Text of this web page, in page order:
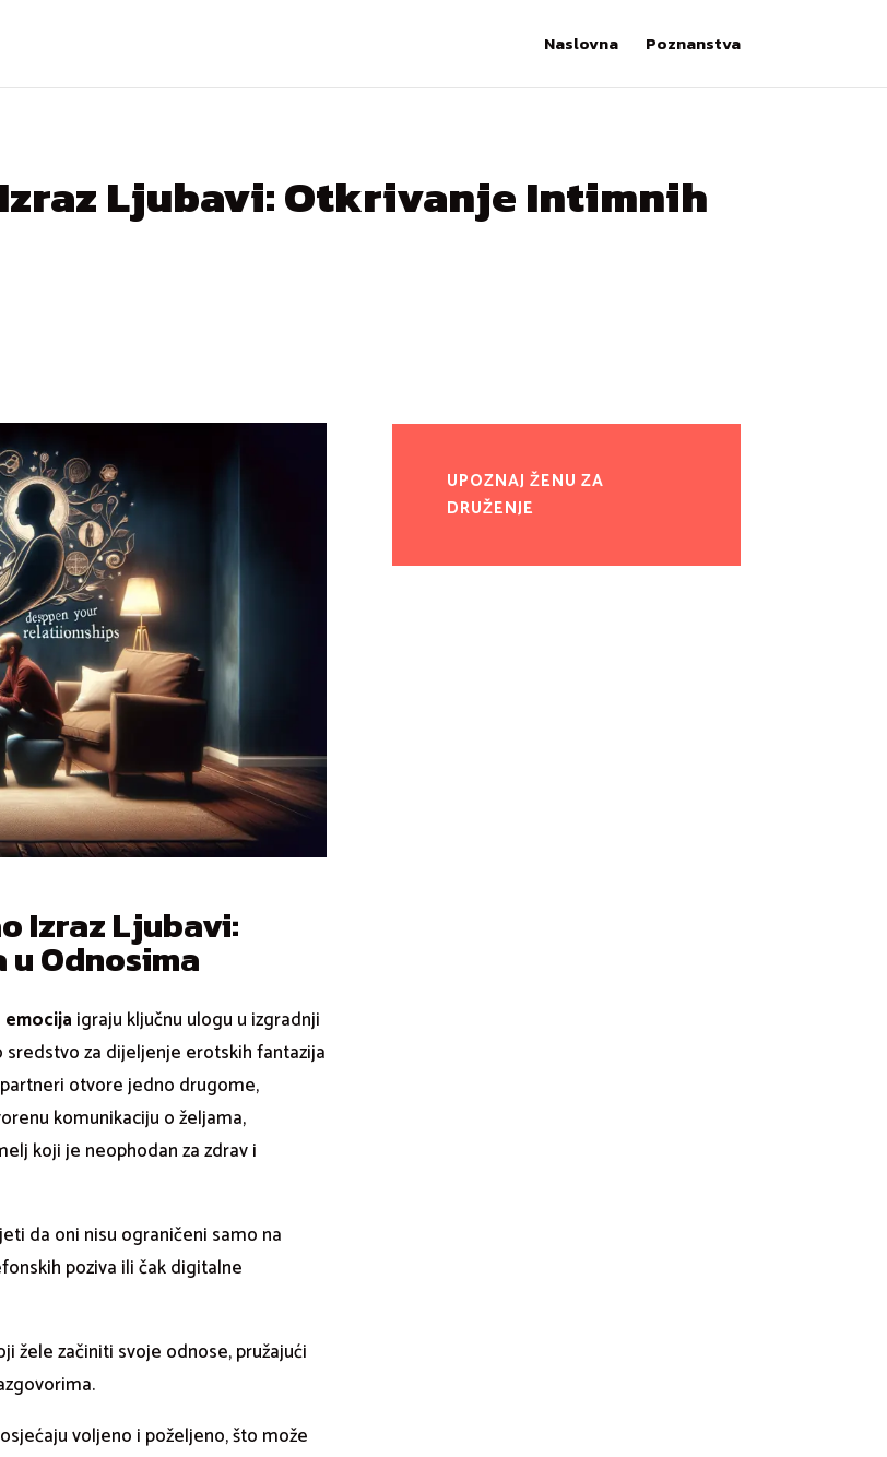
Naslovna Poznanstva
Ljubavi: Otkrivanje Intimnih
Izraz Ljubavi:
Odnosima
igraju ključnu ulogu u izgradnji
za dijeljenje erotskih fantazija
otvore jedno drugome,
komunikaciju o željama,
koji je neophodan za zdrav i
da oni nisu ograničeni samo na
poziva ili čak digitalne
žele začiniti svoje odnose, pružajući
voljeno i poželjeno, što može
UPOZNAJ ŽENU ZA
DRUŽENJE